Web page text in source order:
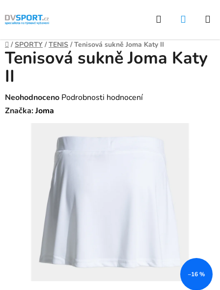
Přejít
na
Hledat
Domů
/ SPORTY / TENIS / Tenisová sukně Joma Katy II
Tenisová sukně Joma Katy
II
Průměrné
hodnocení
Neohodnoceno Podrobnosti hodnocení
Značka:Joma
–16 %